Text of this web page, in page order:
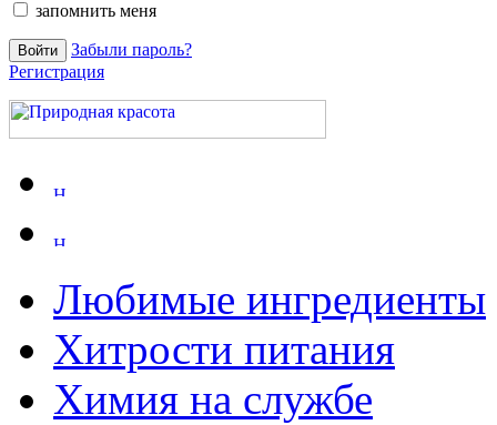
запомнить меня
Забыли пароль?
Регистрация
Любимые ингредиенты
Хитрости питания
Химия на службе